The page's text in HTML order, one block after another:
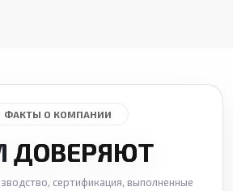
ФАКТЫ О КОМПАНИИ
ДОВЕРЯЮТ
сертификация, выполненные